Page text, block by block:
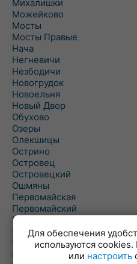
Михалишки
Можейково
Мосты
Мосты Правые
Нача
Негневичи
Незбодичи
Новогрудок
Новоельня
Новый Двор
Обухово
Озеры
Олекшицы
Острино
Островец
Островецкий
Ошмяны
Первомайская
Первомайский
Пески
Петревичи
Погородно
Пограничный
Для обеспечения
используются
или настроить